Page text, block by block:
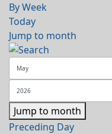
By Week
Today
Jump to month
Jump to month
Preceding Day